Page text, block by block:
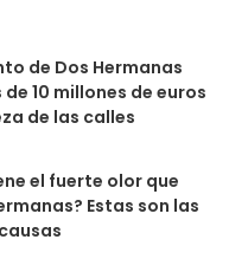
de Dos Hermanas
10 millones de euros
de las calles
el fuerte olor que
Estas son las